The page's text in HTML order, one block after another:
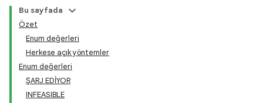
Bu sayfada
Özet
Enum değerleri
Herkese açık yöntemler
Enum değerleri
ŞARJ EDİYOR
INFEASIBLE